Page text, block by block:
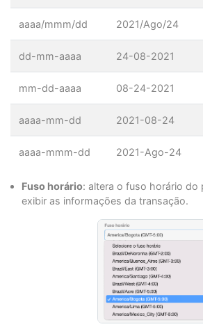
aaaa/mmm/dd 2021/Ago/24
dd-mm-aaaa 24-08-2021
mm-dd-aaaa 08-24-2021
aaaa-mm-dd 2021-08-24
aaaa-mmm-dd 2021-Ago-24
Fuso horário: altera o fuso horário do
exibir as informações da transação.